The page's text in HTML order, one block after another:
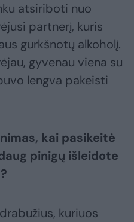
atsiriboti nuo
partnerį, kuris
gurkšnotų alkoholį.
gyvenau viena su
lengva pakeisti
kai pasikeitė
pinigų išleidote
kuriuos